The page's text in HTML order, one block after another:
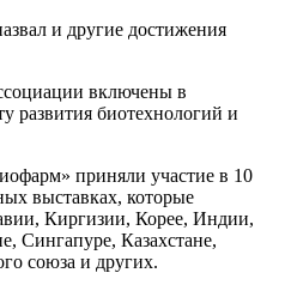
и другие достижения
включены в
развития биотехнологий и
приняли участие в 10
выставках, которые
Киргизии, Корее, Индии,
Сингапуре, Казахстане,
союза и других.